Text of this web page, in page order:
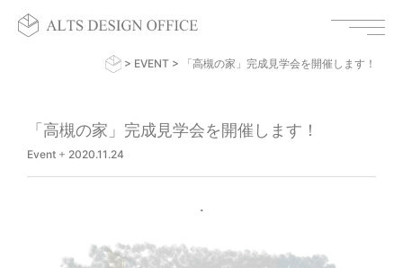
> EVENT > 「高槻の家」完成見学会を開催します！
「高槻の家」完成見学会を開催します！
Event + 2020.11.24
.